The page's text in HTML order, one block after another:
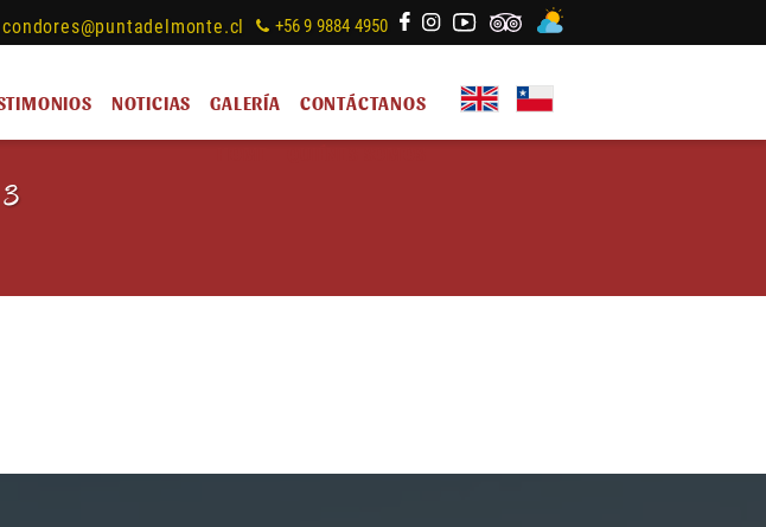
+56 9 9884 4950
condores@puntadelmonte.cl
CONTÁCTANOS
GALERÍA
NOTICIAS